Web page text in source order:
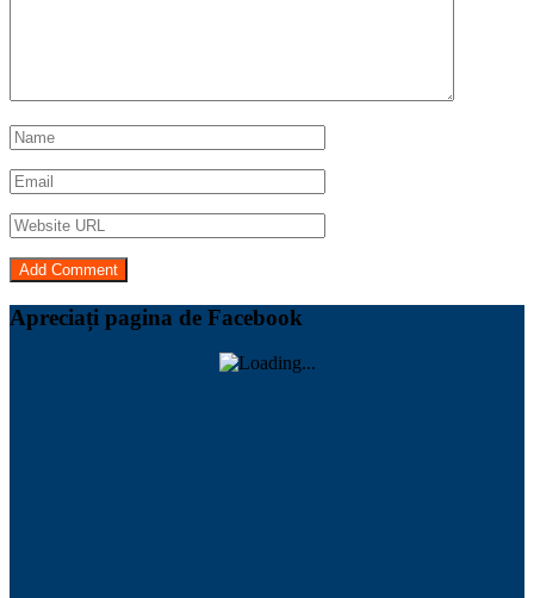
Apreciați pagina de Facebook